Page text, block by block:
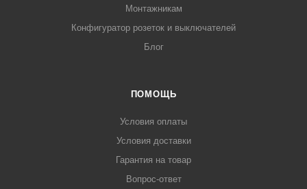
Монтажникам
Конфигуратор розеток и выключателей
Блог
ПОМОЩЬ
Условия оплаты
Условия доставки
Гарантия на товар
Вопрос-ответ